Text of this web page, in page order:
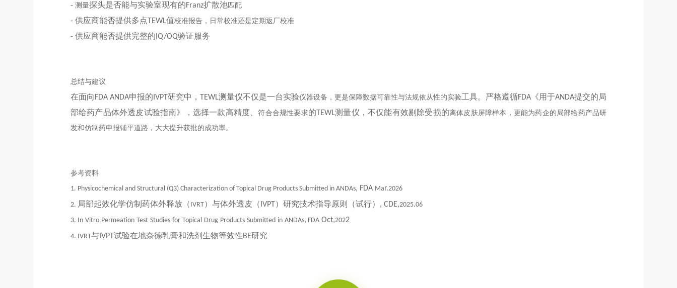
- 测量探头是否能与实验室现有的Franz扩散池匹配
- 供应商能否提供多点 TEWL值校准报告，日常校准还是定期返厂校准
- 供应商能否提供完整的 IQ/OQ验证服务
总结与建议
在面向 FDA ANDA申报的 IVPT 研究中， TEWL测量仪不仅是一台实验仪器设备 ，更是保障数据可靠性与法规依从性的实验工具。严格遵循FDA 《用于ANDA提交的局
部给药产品体外透皮试验指南》，选择一款高精度、符合合规性要求的 TEWL测量仪，不仅能有效剔除受损的离体皮肤屏障样本，更能为药企的局部给药产品研
发和仿制药申报铺平道路，大大提升获批的成功率。
参考资料
1. Physicochemical and Structural (Q3) Characterization of Topical Drug Products Submitted in ANDAs, FDA Mar.2026
2. 局部起效化学仿制药体外释放（ IVRT）与体外透皮（ IVPT ）研究技术指导原则（试行） , CDE,2025.06
3. In Vitro Permeation Test Studies for Topical Drug Products Submitted in ANDAs, FDA Oct,2022
4. IVRT与IVPT 试验在地奈德乳膏和洗剂生物等效性BE研究